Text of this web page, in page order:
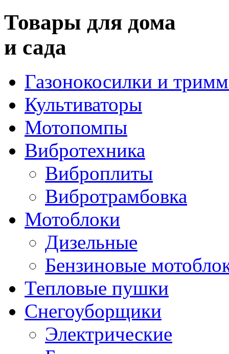
Товары для дома
и сада
Газонокосилки и
Культиваторы
Мотопомпы
Вибротехника
Виброплиты
Вибротрамбовка
Мотоблоки
Дизельные
Бензиновые
Тепловые пушки
Снегоуборщики
Электрические